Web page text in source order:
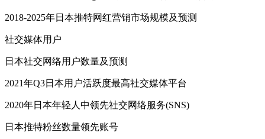
2018-2025年日本推特网红营销市场规模及预测
社交媒体用户
日本社交网络用户数量及预测
2021年Q3日本用户活跃度最高社交媒体平台
2020年日本年轻人中领先社交网络服务(SNS)
日本推特粉丝数量领先账号